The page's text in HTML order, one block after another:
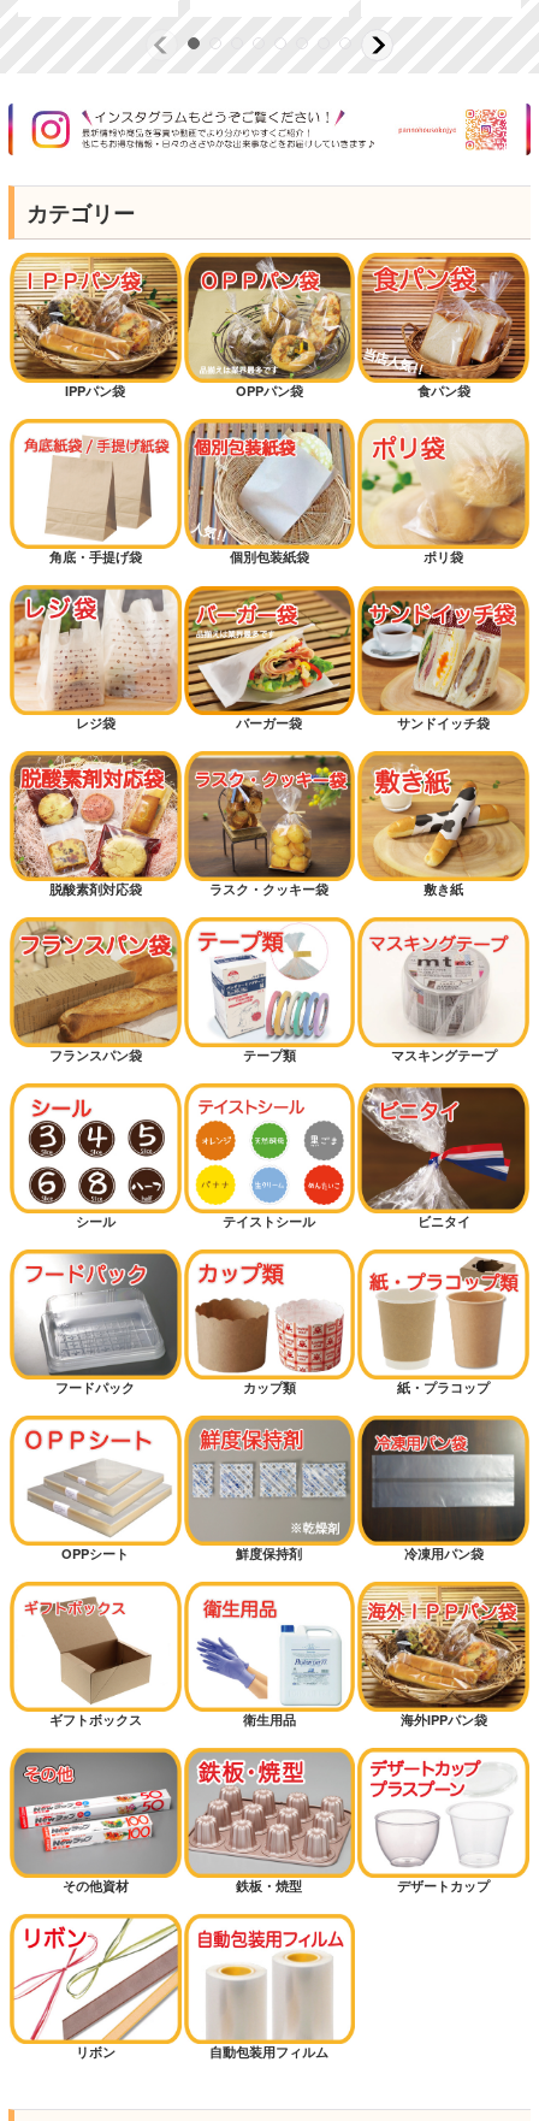
カテゴリー
IPPパン袋 OPPパン袋 食パン袋
角底・手提げ袋 個別包装紙袋 ポリ袋
レジ袋 バーガー袋 サンドイッチ袋
脱酸素剤対応袋 ラスク・クッキー袋 敷き紙
フランスパン袋 テープ類 マスキングテープ
シール テイストシール ビニタイ
フードパック カップ類 紙・プラコップ
OPPシート 鮮度保持剤 冷凍用パン袋
ギフトボックス 衛生用品 海外IPPパン袋
その他資材 鉄板・焼型 デザートカップ
リボン 自動包装用フィルム